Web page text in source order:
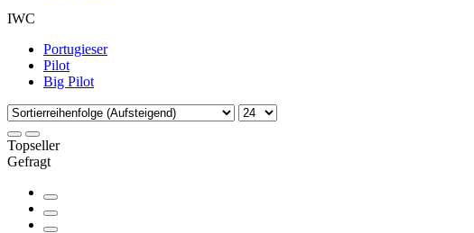
IWC
Portugieser
Pilot
Big Pilot
Topseller
Gefragt